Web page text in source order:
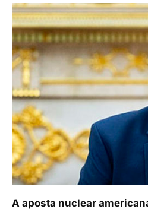
A aposta nuclear